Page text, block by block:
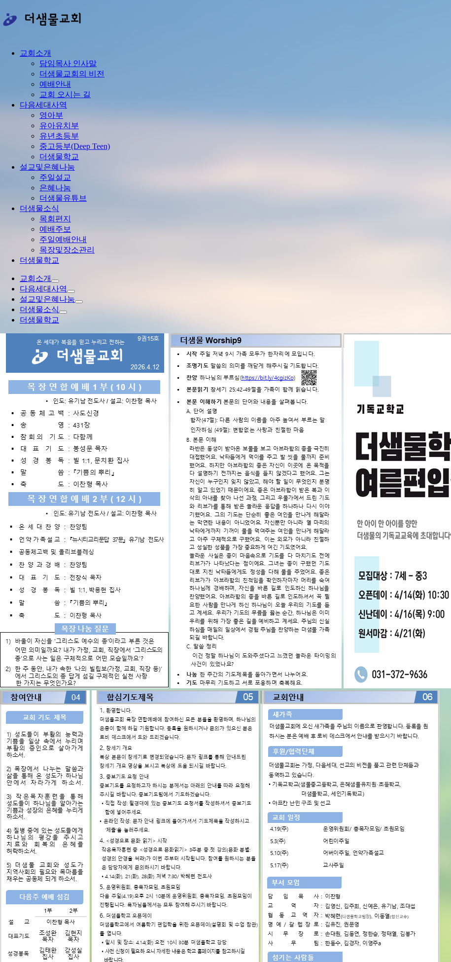
텐
츠
교회소개
담임목사 인사말
더샘물교회의 비전
예배안내
교회 오시는 길
다음세대사역
영아부
유아유치부
유년초등부
중고등부(Deep Teen)
더샘물학교
설교및은혜나눔
주일설교
은혜나눔
더샘물유튜브
더샘물소식
목회편지
예배주보
주일예배안내
목장및장소관리
더샘물학교
교회소개
다음세대사역
설교및은혜나눔
더샘물소식
더샘물학교